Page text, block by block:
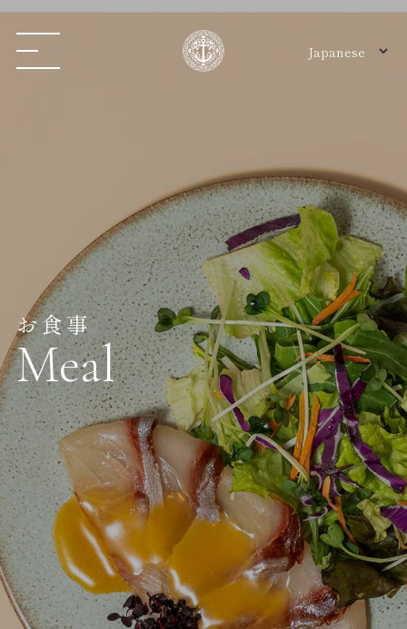
お食事
Meal